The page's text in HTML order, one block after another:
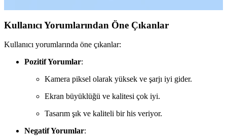
Kullanıcı Yorumlarından Öne Çıkanlar
Kullanıcı yorumlarında öne çıkanlar:
Pozitif Yorumlar:
Kamera piksel olarak yüksek ve şarjı iyi gider.
Ekran büyüklüğü ve kalitesi çok iyi.
Tasarım şık ve kaliteli bir his veriyor.
Negatif Yorumlar: